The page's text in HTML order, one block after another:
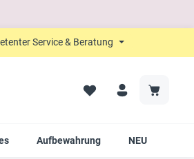
Service & Beratung
Aufbewahrung NEU